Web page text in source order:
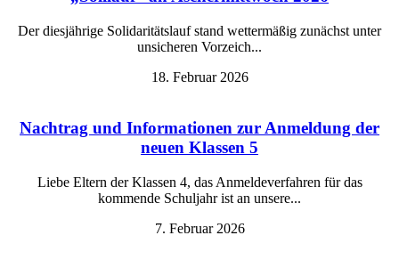
Der diesjährige Solidaritätslauf stand wettermäßig zunächst unter
unsicheren Vorzeich...
18. Februar 2026
Nachtrag und Informationen zur Anmeldung der
neuen Klassen 5
Liebe Eltern der Klassen 4, das Anmeldeverfahren für das
kommende Schuljahr ist an unsere...
7. Februar 2026